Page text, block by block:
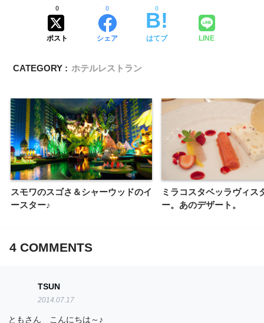
ポスト
0
シェア
0
はてブ
0
LINE
CATEGORY : ホテルレストラン
スモワのスゴさ＆シャーウッドのイ
ースター♪
ミラコスタベッラヴィス
ー。あのデザート。
4COMMENTS
TSUN
2014.07.17
ともさん こんにちは～♪